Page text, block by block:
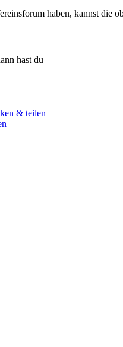
haben, kannst die
hast du
& teilen